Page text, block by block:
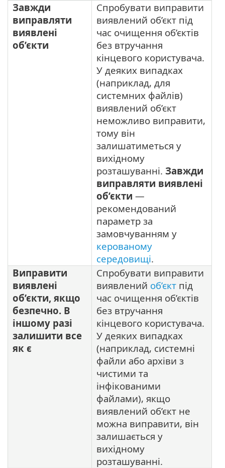
Завжди
виправляти
виявлені
об’єкти
Спробувати виправити
виявлений об’єкт під
час очищення об’єктів
без втручання
кінцевого користувача.
У деяких випадках
(наприклад, для
системних файлів)
виявлений об’єкт
неможливо виправити,
тому він
залишатиметься у
вихідному
розташуванні. Завжди
виправляти виявлені
об’єкти —
рекомендований
параметр за
замовчуванням у
керованому
середовищі.
Виправити
виявлені
об’єкти, якщо
безпечно. В
іншому разі
залишити все
як є
Спробувати виправити
виявлений об’єкт під
час очищення об’єктів
без втручання
кінцевого користувача.
У деяких випадках
(наприклад, системні
файли або архіви з
чистими та
інфікованими
файлами), якщо
виявлений об’єкт не
можна виправити, він
залишається у
вихідному
розташуванні.